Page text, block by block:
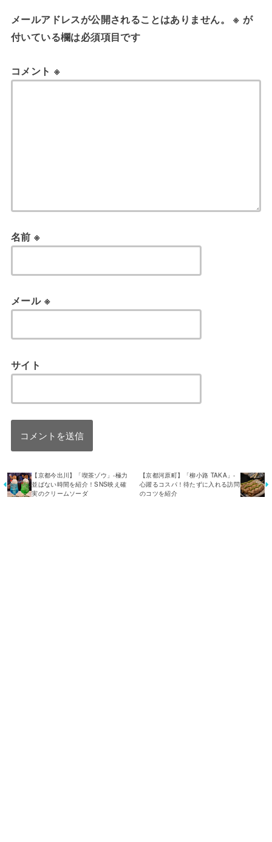
メールアドレスが公開されることはありません。 ※ が
付いている欄は必須項目です
コメント ※
名前※
メール ※
サイト
【京都今出川】「喫茶ゾウ」-極力
並ばない時間を紹介！SNS映え確
実のクリームソーダ
【京都河原町】「柳小路 TAKA」-
心躍るコスパ！待たずに入れる訪問
のコツを紹介